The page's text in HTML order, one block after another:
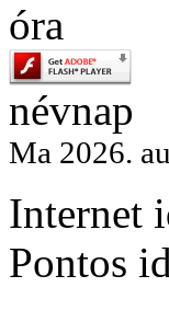
óra
névnap
Ma 2026.
Internet
Pontos